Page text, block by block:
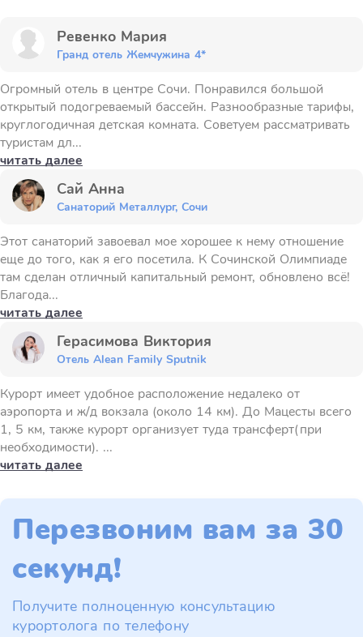
Ревенко Мария
Гранд отель Жемчужина 4*
Огромный отель в центре Сочи. Понравился большой
открытый подогреваемый бассейн. Разнообразные тарифы,
круглогодичная детская комната. Советуем рассматривать
туристам дл...
читать далее
Сай Анна
Санаторий Металлург, Сочи
Этот санаторий завоевал мое хорошее к нему отношение
еще до того, как я его посетила. К Сочинской Олимпиаде
там сделан отличный капитальный ремонт, обновлено всё!
Благода...
читать далее
Герасимова Виктория
Отель Alean Family Sputnik
Курорт имеет удобное расположение недалеко от
аэропорта и ж/д вокзала (около 14 км). До Мацесты всего
1, 5 км, также курорт организует туда трансферт(при
необходимости). ...
читать далее
Перезвоним вам за 30
секунд!
Получите полноценную консультацию
курортолога по телефону